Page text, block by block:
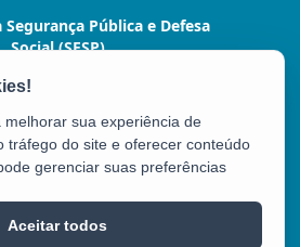
Pública e Defesa
Social (SESP)
de Moraes, nº 2355 -
625 - Vitória / ES
3636-1500/9924
melhorar sua experiência de
tráfego do site e oferecer conteúdo
gerenciar suas preferências
Aceitar todos